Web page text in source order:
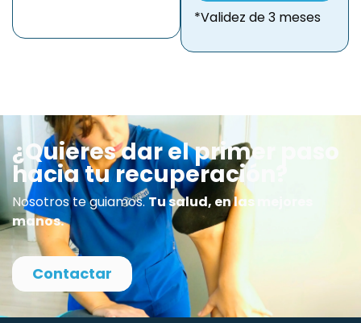
*Validez de 3 meses
¿Quieres dar el primer paso
hacia tu recuperación?
Nosotros te guiamos.Tu salud, en las mejores
manos.
Contactar